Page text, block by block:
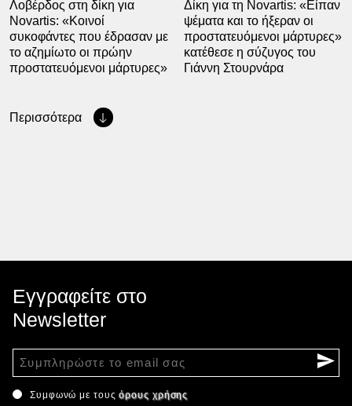
Λοβέρδος στη δίκη για
Novartis: «Κοινοί
συκοφάντες που έδρασαν με
το αζημίωτο οι πρώην
προστατευόμενοι μάρτυρες»
Δίκη για τη Novartis: «Είπαν
ψέματα και το ήξεραν οι
προστατευόμενοι μάρτυρες»
κατέθεσε η σύζυγος του
Γιάννη Στουρνάρα
Περισσότερα
Εγγραφείτε στο
Newsletter
Συμφωνώ με τουςόρους χρήσης